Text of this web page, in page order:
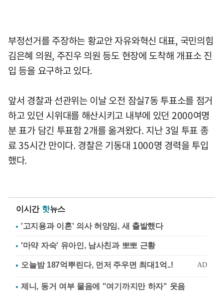
부정선거를 주장하는 황교안 자유와혁신 대표, 국민의힘
김은혜 의원, 주진우 의원 등도 현장에 도착해 개표소 진
입 등을 요구하고 있다.
앞서 경찰과 선관위는 이날 오전 잠실7동 투표소를 점거
하고 있던 시위대를 해산시키고 내부에 있던 2000여명
분 표가 담긴 투표함 2개를 옮겨왔다. 지난 3일 투표 종
료 35시간 만이다. 경찰은 기동대 1000명 경력을 투입
했다.
이시간 핫뉴스
'고지용과 이혼' 의사 허양임, 새 출발했다
'마약 자숙' 유아인, 남사친과 뽀뽀 근황
제니, 동거 여부 물음에 "여기까지만 하자" 웃음